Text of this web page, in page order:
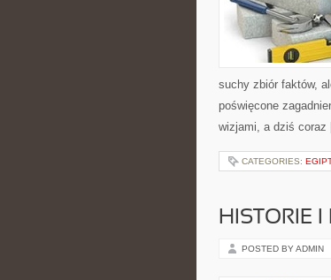
suchy zbiór faktów,
poświęcone
wizjami, a dziś
CATEGORIES:
HISTORIE I
POSTED BY ADMIN